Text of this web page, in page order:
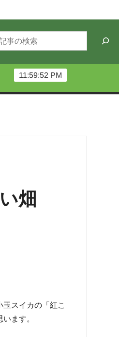
材番～
11:59:53 PM
畑
スイカの「紅こ
ます。